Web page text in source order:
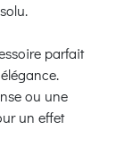
parfait
ou une
un effet